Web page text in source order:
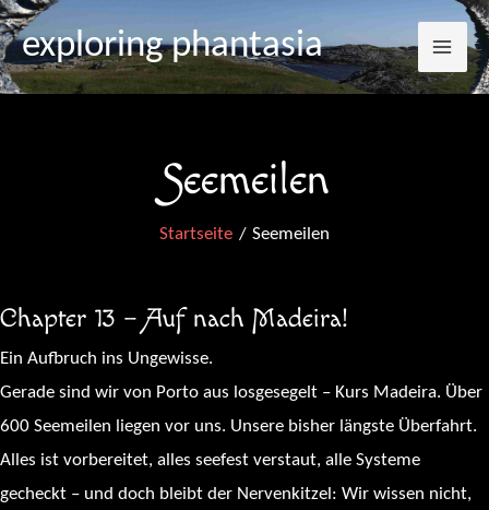
Zum
Inhalt
springen
exploring phantasia
Seemeilen
Startseite Seemeilen
Chapter 13 – Auf nach Madeira!
Ein Aufbruch ins Ungewisse.
Gerade sind wir von Porto aus losgesegelt – Kurs Madeira. Über
600 Seemeilen liegen vor uns. Unsere bisher längste Überfahrt.
Alles ist vorbereitet, alles seefest verstaut, alle Systeme
gecheckt – und doch bleibt der Nervenkitzel: Wir wissen nicht,